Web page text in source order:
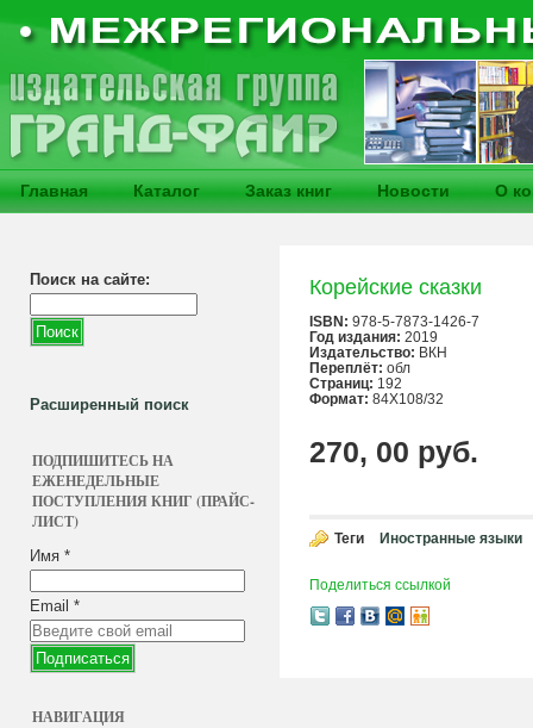
Главная Каталог Заказ книг Новости О
Поиск на сайте:
Расширенный поиск
ПОДПИШИТЕСЬ НА
ЕЖЕНЕДЕЛЬНЫЕ
ПОСТУПЛЕНИЯ КНИГ (ПРАЙС-
ЛИСТ)
Имя *
Email *
НАВИГАЦИЯ
Корейские сказки
ISBN: 978-5-7873-1426-7
Год издания: 2019
Издательство: ВКН
Переплёт: обл
Страниц: 192
Формат: 84X108/32
270, 00 руб.
Теги Иностранные языки
Поделиться ссылкой